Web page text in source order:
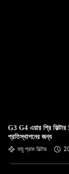
G3 G4 এয়ার প্রি
প্রতিস্থাপনের জন্য
বায়ু প্রাক ফিল্টার